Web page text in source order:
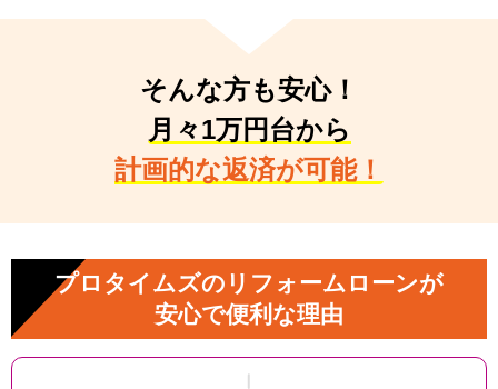
そんな方も安心！
月々1万円台から
計画的な返済が可能！
プロタイムズのリフォームローンが
安心で便利な理由